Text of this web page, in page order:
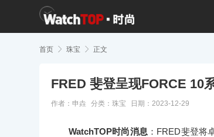
首页  珠宝  正文
FRED 斐登呈现FORCE 10
作者：申垚 分类： 珠宝 日期：2023-12-29
WatchTOP时尚消息 ：FRED斐登将